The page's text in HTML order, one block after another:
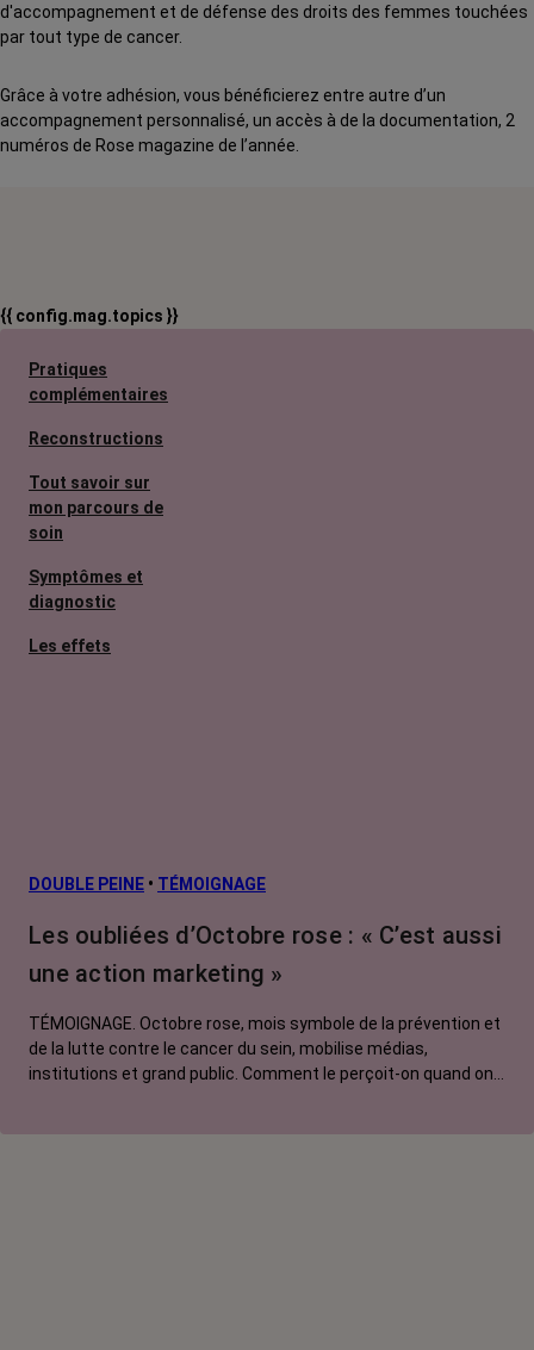
d'accompagnement et de défense des droits des femmes touchées
par tout type de cancer.
Grâce à votre adhésion, vous bénéficierez entre autre d’un
accompagnement personnalisé, un accès à de la documentation, 2
numéros de Rose magazine de l’année.
{{ config.mag.topics }}
Pratiques
complémentaires
Reconstructions
Tout savoir sur
mon parcours de
soin
Symptômes et
diagnostic
Les effets
L’après cancer
Traitements
contre le cancer
DOUBLE PEINE • TÉMOIGNAGE
Les oubliées d’Octobre rose : « C’est aussi
une action marketing »
TÉMOIGNAGE. Octobre rose, mois symbole de la prévention et
de la lutte contre le cancer du sein, mobilise médias,
institutions et grand public. Comment le perçoit-on quand on